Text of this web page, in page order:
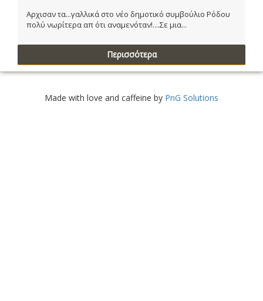
Αρχισαν τα...γαλλικά στο νέο δημοτικό συμβούλιο Ρόδου
πολύ νωρίτερα απ ότι αναμενόταν!....Σε μια...
Περισσότερα
Made with love and caffeine by PnG Solutions